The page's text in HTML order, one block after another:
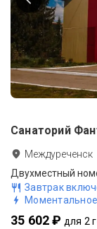
Санаторий
Междуреченск
Двухместный
Завтрак
35 602 ₽ для 2